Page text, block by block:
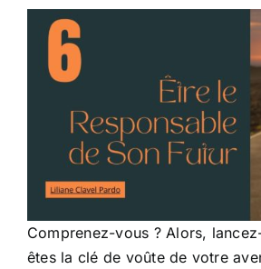
Comprenez-vous ? Alors,
êtes la clé de voûte de votre